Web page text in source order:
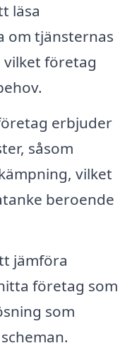
läsa
om tjänsternas
vilket företag
erbjuder
såsom
vilket
beroende
jämföra
företag som
som